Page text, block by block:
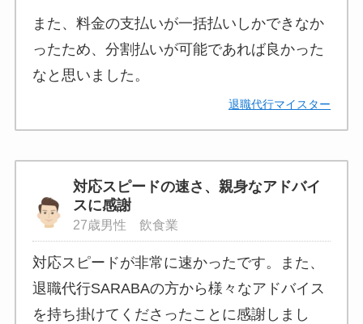
また、料金の支払いが一括払いしかできなか
ったため、分割払いが可能であれば良かった
なと思いました。
退職代行マイスター
対応スピードの速さ、親身なアドバイ
スに感謝
27歳男性 飲食業
対応スピードが非常に速かったです。また、
退職代行SARABAの方から様々なアドバイス
を持ち掛けてくださったことに感謝しまし